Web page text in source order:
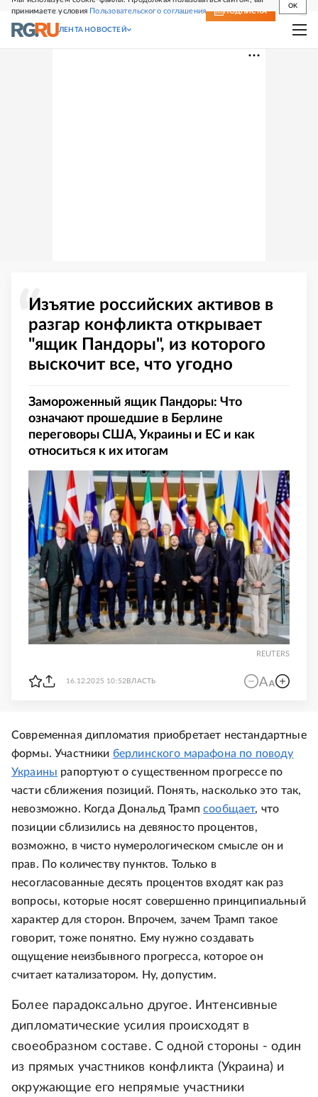
принимаете условия Пользовательского соглашения
OK
СВЕЖИЙ НОМЕР ПОДПИСКА
ЛЕНТА НОВОСТЕЙ
Изъятие российских активов в
разгар конфликта открывает
"ящик Пандоры", из которого
выскочит все, что угодно
Замороженный ящик Пандоры: Что
означают прошедшие в Берлине
переговоры США, Украины и ЕС и как
относиться к их итогам
REUTERS
16.12.2025 10:52 ВЛАСТЬ
Современная дипломатия приобретает нестандартные
формы. Участники берлинского марафона по поводу
Украины рапортуют о существенном прогрессе по
части сближения позиций. Понять, насколько это так,
невозможно. Когда Дональд Трампсообщает, что
позиции сблизились на девяносто процентов,
возможно, в чисто нумерологическом смысле он и
прав. По количеству пунктов. Только в
несогласованные десять процентов входят как раз
вопросы, которые носят совершенно принципиальный
характер для сторон. Впрочем, зачем Трамп такое
говорит, тоже понятно. Ему нужно создавать
ощущение неизбывного прогресса, которое он
считает катализатором. Ну, допустим.
Более парадоксально другое. Интенсивные
дипломатические усилия происходят в
своеобразном составе. С одной стороны - один
из прямых участников конфликта (Украина) и
окружающие его непрямые участники